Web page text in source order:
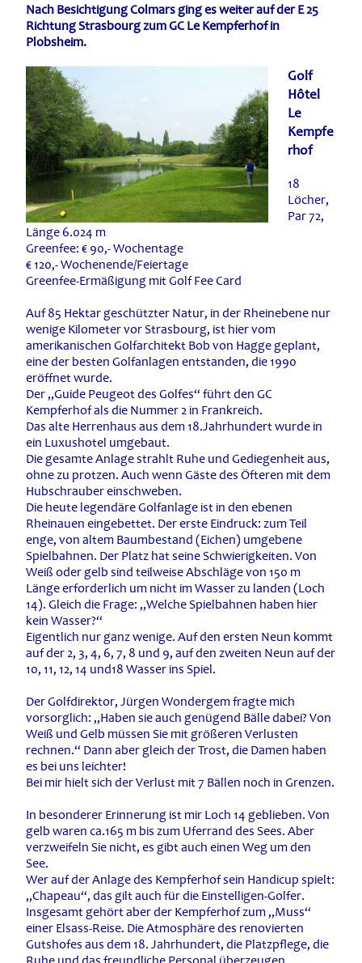
Nach Besichtigung Colmars ging es weiter auf der E 25
Richtung Strasbourg zum GC Le Kempferhof in
Plobsheim.
Golf
Hôtel
Le
Kempfe
rhof
18
Löcher,
Par 72,
Länge 6.024 m
Greenfee: € 90,- Wochentage
€ 120,- Wochenende/Feiertage
Greenfee-Ermäßigung mit Golf Fee Card
Auf 85 Hektar geschützter Natur, in der Rheinebene nur
wenige Kilometer vor Strasbourg, ist hier vom
amerikanischen Golfarchitekt Bob von Hagge geplant,
eine der besten Golfanlagen entstanden, die 1990
eröffnet wurde.
Der „Guide Peugeot des Golfes“ führt den GC
Kempferhof als die Nummer 2 in Frankreich.
Das alte Herrenhaus aus dem 18.Jahrhundert wurde in
ein Luxushotel umgebaut.
Die gesamte Anlage strahlt Ruhe und Gediegenheit aus,
ohne zu protzen. Auch wenn Gäste des Öfteren mit dem
Hubschrauber einschweben.
Die heute legendäre Golfanlage ist in den ebenen
Rheinauen eingebettet. Der erste Eindruck: zum Teil
enge, von altem Baumbestand (Eichen) umgebene
Spielbahnen. Der Platz hat seine Schwierigkeiten. Von
Weiß oder gelb sind teilweise Abschläge von 150 m
Länge erforderlich um nicht im Wasser zu landen (Loch
14). Gleich die Frage: „Welche Spielbahnen haben hier
kein Wasser?“
Eigentlich nur ganz wenige. Auf den ersten Neun kommt
auf der 2, 3, 4, 6, 7, 8 und 9, auf den zweiten Neun auf der
10, 11, 12, 14 und18 Wasser ins Spiel.
Der Golfdirektor, Jürgen Wondergem fragte mich
vorsorglich: „Haben sie auch genügend Bälle dabei? Von
Weiß und Gelb müssen Sie mit größeren Verlusten
rechnen.“ Dann aber gleich der Trost, die Damen haben
es bei uns leichter!
Bei mir hielt sich der Verlust mit 7 Bällen noch in Grenzen.
In besonderer Erinnerung ist mir Loch 14 geblieben. Von
gelb waren ca.165 m bis zum Uferrand des Sees. Aber
verzweifeln Sie nicht, es gibt auch einen Weg um den
See.
Wer auf der Anlage des Kempferhof sein Handicup spielt:
„Chapeau“, das gilt auch für die Einstelligen-Golfer.
Insgesamt gehört aber der Kempferhof zum „Muss“
einer Elsass-Reise. Die Atmosphäre des renovierten
Gutshofes aus dem 18. Jahrhundert, die Platzpflege, die